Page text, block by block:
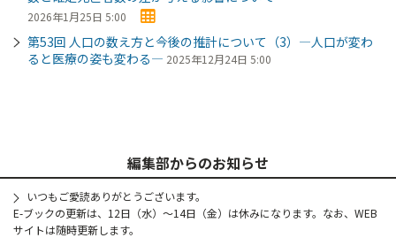
2026年1月25日 5:00
第53回 人口の数え方と今後の推計について（3）―人口が変わ
ると医療の姿も変わる― 2025年12月24日 5:00
編集部からのお知らせ
いつもご愛読ありがとうございます。
E-ブックの更新は、12日（水）～14日（金）は休みになります。なお、WEB
サイトは随時更新します。